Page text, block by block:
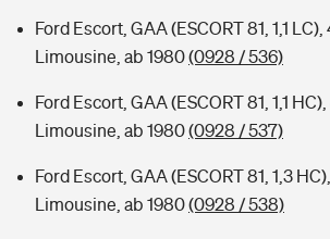
Ford Escort, GAA (ESCORT 81, 1,1
Limousine, ab 1980(0928 / 536)
Ford Escort, GAA (ESCORT 81, 1,1
Limousine, ab 1980(0928 / 537)
Ford Escort, GAA (ESCORT 81, 1,3
Limousine, ab 1980(0928 / 538)